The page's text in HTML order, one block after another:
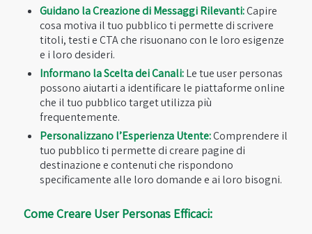
Guidano la Creazione di Messaggi Rilevanti:Capire
cosa motiva il tuo pubblico ti permette di scrivere
titoli, testi e CTA che risuonano con le loro esigenze
e i loro desideri.
Informano la Scelta dei Canali:Le tue user personas
possono aiutarti a identificare le piattaforme online
che il tuo pubblico target utilizza più
frequentemente.
Personalizzano l’Esperienza Utente:Comprendere il
tuo pubblico ti permette di creare pagine di
destinazione e contenuti che rispondono
specificamente alle loro domande e ai loro bisogni.
Come Creare User Personas Efficaci: